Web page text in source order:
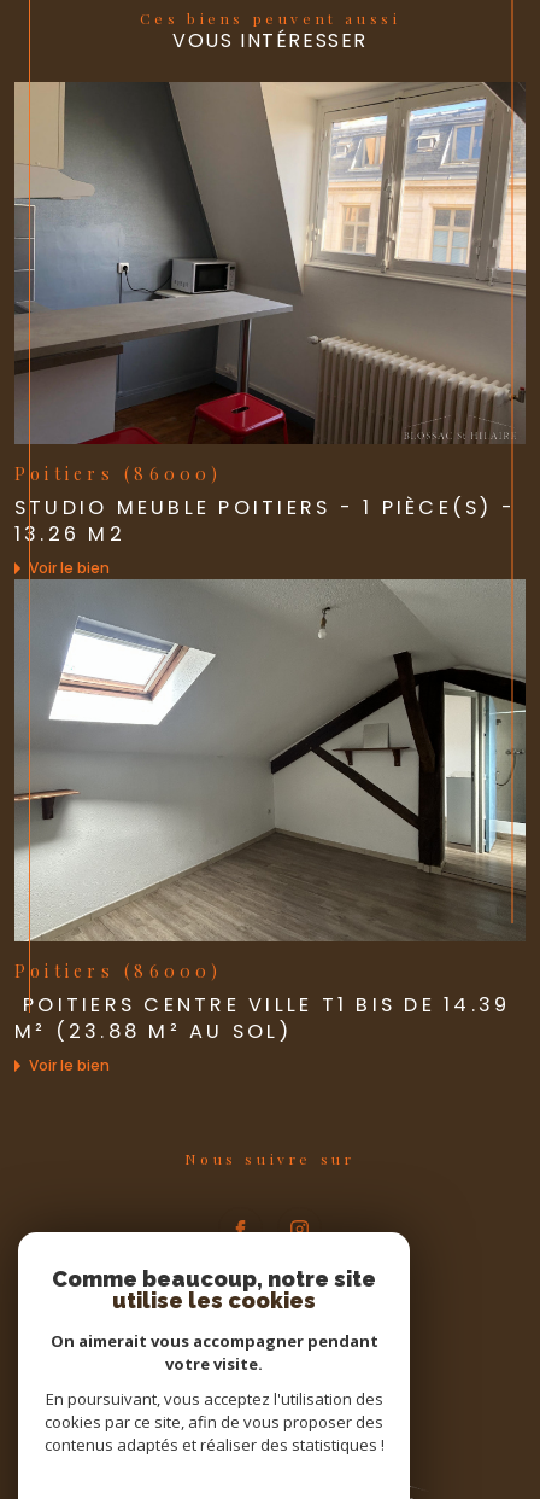
Ces biens peuvent aussi
VOUS INTÉRESSER
Poitiers (86000)
STUDIO MEUBLE POITIERS - 1 PIÈCE(S) -
13.26 M2
Voir le bien
Poitiers (86000)
POITIERS CENTRE VILLE T1 BIS DE 14.39
M² (23.88 M² AU SOL)
Voir le bien
Nous suivre sur
PROPRIÉTAIRE
Se connecter
Comme beaucoup, notre site
utilise les cookies
On aimerait vous accompagner pendant
votre visite.
En poursuivant, vous acceptez l'utilisation des
cookies par ce site, afin de vous proposer des
contenus adaptés et réaliser des statistiques !